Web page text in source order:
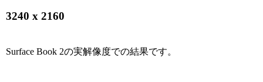
3240 x 2160
Surface Book 2の実解像度での結果です。